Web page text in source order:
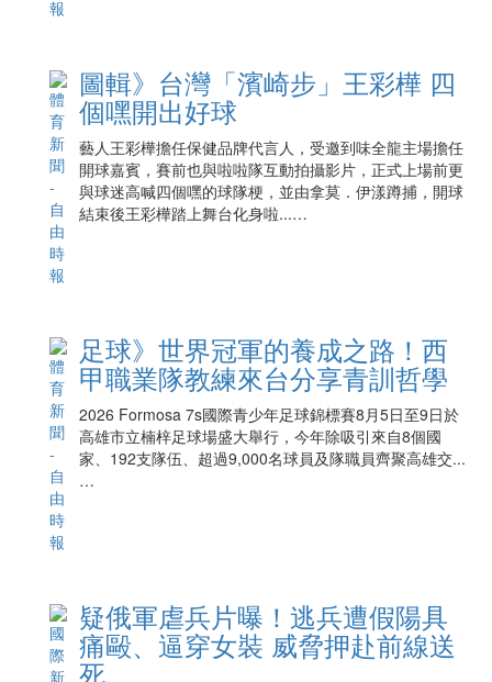
圖輯》台灣「濱崎步」王彩樺 四
個嘿開出好球
藝人王彩樺擔任保健品牌代言人，受邀到味全龍主場擔任
開球嘉賓，賽前也與啦啦隊互動拍攝影片，正式上場前更
與球迷高喊四個嘿的球隊梗，並由拿莫．伊漾蹲捕，開球
結束後王彩樺踏上舞台化身啦...…
足球》世界冠軍的養成之路！西
甲職業隊教練來台分享青訓哲學
2026 Formosa 7s國際青少年足球錦標賽8月5日至9日於
高雄市立楠梓足球場盛大舉行，今年除吸引來自8個國
家、192支隊伍、超過9,000名球員及隊職員齊聚高雄交...
…
疑俄軍虐兵片曝！逃兵遭假陽具
痛毆、逼穿女裝 威脅押赴前線送
死